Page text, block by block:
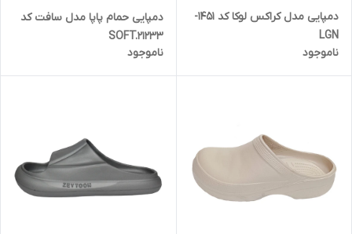
دمپایی مدل کراکس لوکا کد 1451-
LGN
ناموجود
دمپایی حمام پاپا مدل سافت کد
SOFT.21233
ناموجود